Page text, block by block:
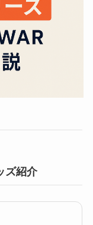
ズ紹介